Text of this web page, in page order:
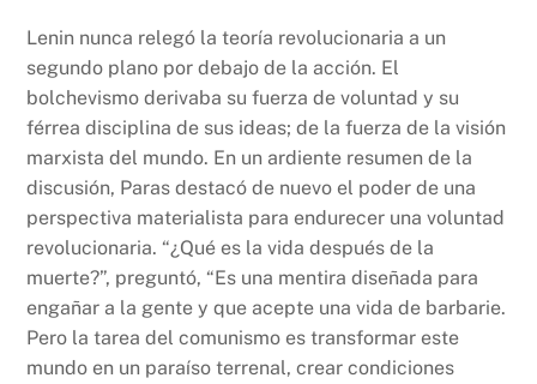
Lenin nunca relegó la teoría revolucionaria a un
segundo plano por debajo de la acción. El
bolchevismo derivaba su fuerza de voluntad y su
férrea disciplina de sus ideas; de la fuerza de la visión
marxista del mundo. En un ardiente resumen de la
discusión, Paras destacó de nuevo el poder de una
perspectiva materialista para endurecer una voluntad
revolucionaria. “¿Qué es la vida después de la
muerte?”, preguntó, “Es una mentira diseñada para
engañar a la gente y que acepte una vida de barbarie.
Pero la tarea del comunismo es transformar este
mundo en un paraíso terrenal, crear condiciones